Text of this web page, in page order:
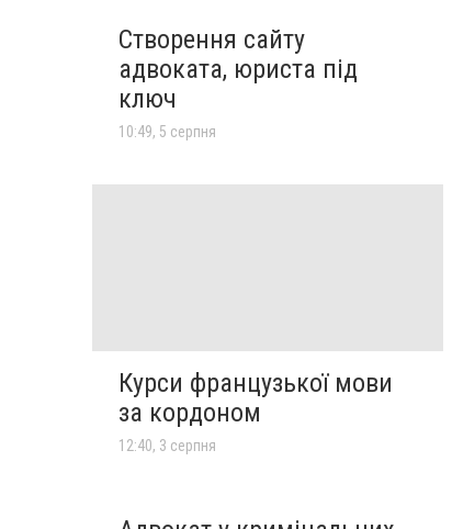
Створення сайту
адвоката, юриста під
ключ
10:49, 5 серпня
Курси французької мови
за кордоном
12:40, 3 серпня